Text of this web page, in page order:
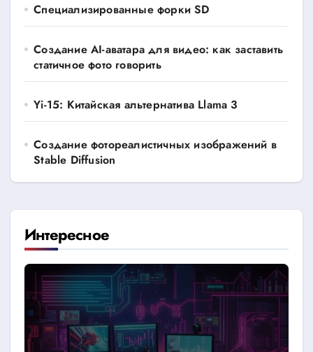
Специализированные форки SD
Создание AI-аватара для видео: как заставить
статичное фото говорить
Yi-15: Китайская альтернатива Llama 3
Создание фотореалистичных изображений в
Stable Diffusion
Интересное